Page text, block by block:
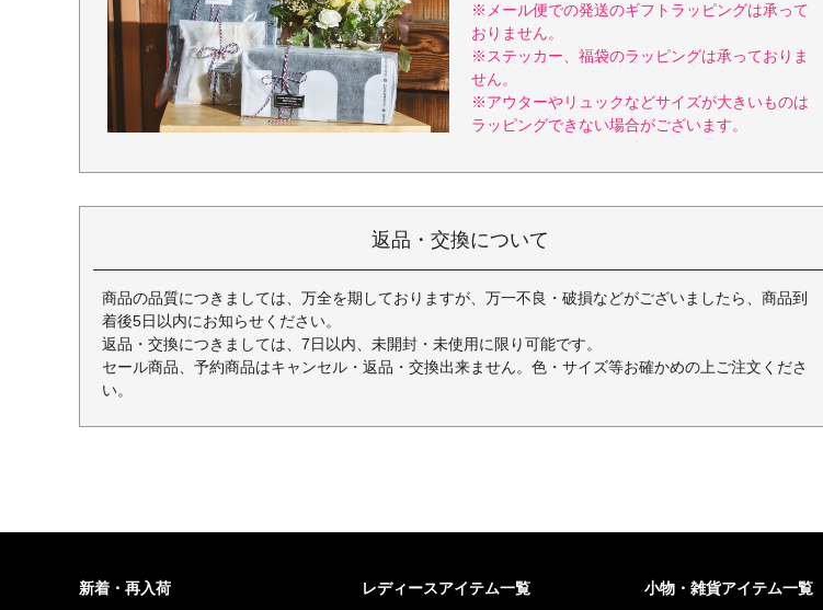
※メール便での発送のギフトラッピングは承って
おりません。
※ステッカー、福袋のラッピングは承っておりま
せん。
※アウターやリュックなどサイズが大きいものは
ラッピングできない場合がございます。
返品・交換について
商品の品質につきましては、万全を期しておりますが、万一不良・破損などがございましたら、商品到
着後5日以内にお知らせください。
返品・交換につきましては、7日以内、未開封・未使用に限り可能です。
セール商品、予約商品はキャンセル・返品・交換出来ません。色・サイズ等お確かめの上ご注文くださ
い。
新着・再入荷 レディースアイテム一覧 小物・雑貨アイテム一覧